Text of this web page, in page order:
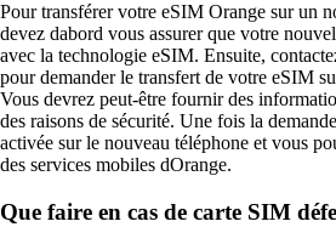
Pour transférer votre eSIM Orange sur un
devez dabord vous assurer que votre
avec la technologie eSIM. Ensuite,
pour demander le transfert de votre eSIM
Vous devrez peut-être fournir des
des raisons de sécurité. Une fois la
activée sur le nouveau téléphone et vous
des services mobiles dOrange.
Que faire en cas de carte SIM